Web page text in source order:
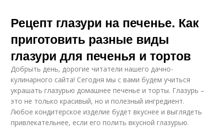
Рецепт глазури на печенье. Как
приготовить разные виды
глазури для печенья и тортов
Добрыть день, дорогие читатели нашего дачно-
кулинарного сайта! Сегодня мы с вами будем учиться
украшать глазурью домашнее печенье и торты. Глазурь –
это не только красивый, но и полезный ингредиент.
Любое кондитерское изделие будет вкуснее и выглядеть
привлекательнее, если его полить вкусной глазурью.